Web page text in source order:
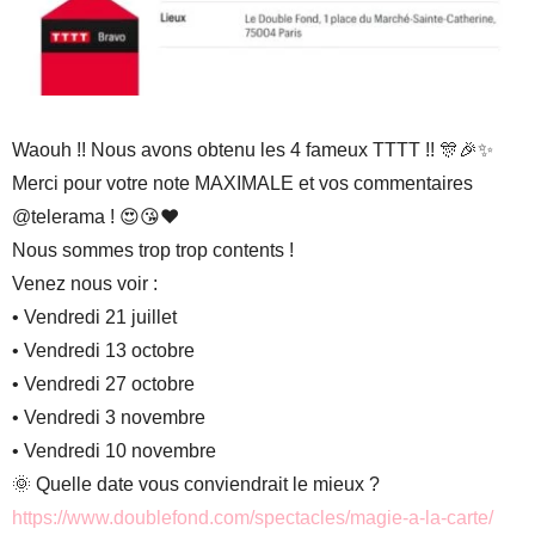
Waouh !! Nous avons obtenu les 4 fameux TTTT !! 🎊🎉✨
Merci pour votre note MAXIMALE et vos commentaires
@telerama ! 😍😘❤
Nous sommes trop trop contents !
Venez nous voir :
• Vendredi 21 juillet
• Vendredi 13 octobre
• Vendredi 27 octobre
• Vendredi 3 novembre
• Vendredi 10 novembre
🌞 Quelle date vous conviendrait le mieux ?
https://www.doublefond.com/spectacles/magie-a-la-carte/